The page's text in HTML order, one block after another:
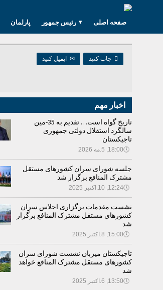
پارلمان رئیس جمهور صفحه اصلی
 چاپ کنید ✉ ایمیل کنید
اخبار مهم
تاریخ گواه است… تقدیم به 35-مین
سالگرد استقلال دولتی جمهوری
تاجیکستان
🕔18:00, 5.مه 2026
جلسه شورای سران کشورهای مستقل
مشترک المنافع برگزار شد
🕔12:24, 10.اکتبر 2025
نشست مقدمات برگزاری اجلاس سران
کشورهای مستقل مشترک المنافع برگزار
شد
🕔15:00, 8.اکتبر 2025
تاجیکستان میزبان نشست شورای سران
کشورهای مستقل مشترک المنافع خواهد
شد
🕔13:50, 6.اکتبر 2025